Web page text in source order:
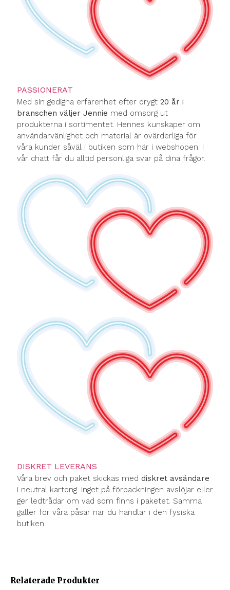
PASSIONERAT
Med sin gedigna erfarenhet efter drygt 20 år i
branschen väljer Jennie med omsorg ut
produkterna i sortimentet. Hennes kunskaper om
användarvänlighet och material är ovärderliga för
våra kunder såväl i butiken som här i webshopen. I
vår chatt får du alltid personliga svar på dina frågor.
DISKRET LEVERANS
Våra brev och paket skickas med diskret avsändare
i neutral kartong. Inget på förpackningen avslöjar eller
ger ledtrådar om vad som finns i paketet. Samma
gäller för våra påsar när du handlar i den fysiska
butiken
Relaterade Produkter